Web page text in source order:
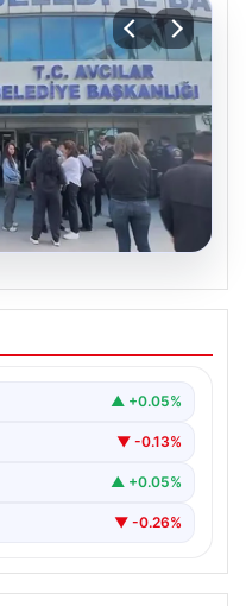
12
▲ +0.05%
▼ -0.13%
▲ +0.05%
▼ -0.26%